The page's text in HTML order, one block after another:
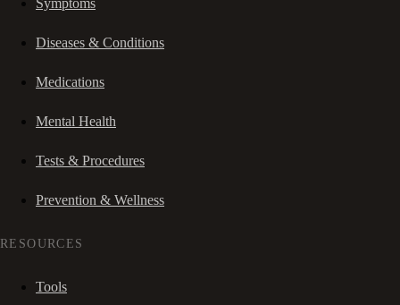
Symptoms
Diseases & Conditions
Medications
Mental Health
Tests & Procedures
Prevention & Wellness
RESOURCES
Tools